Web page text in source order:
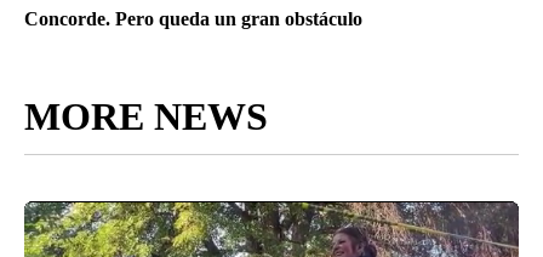
Concorde. Pero queda un gran obstáculo
MORE NEWS